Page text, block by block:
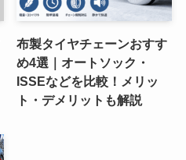
布製タイヤチェーンおすす
め4選｜オートソック・
ISSEなどを比較！メリッ
ト・デメリットも解説